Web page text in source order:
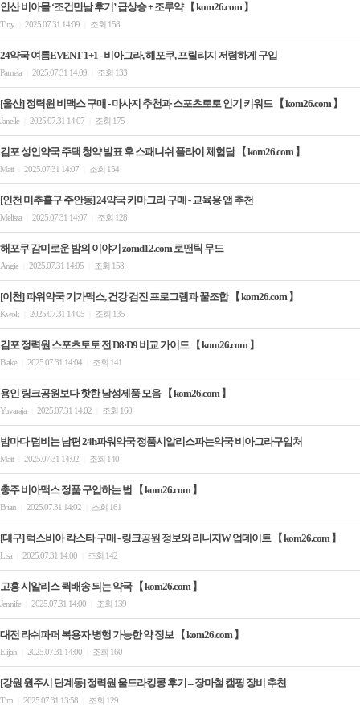
안산 비아몰 ‘조건만남 후기’ 급상승 + 조루약 【 kom26.com 】
Tiny 2025.07.31 14:09 조회 158
24약국 여름EVENT 1+1 - 비아그라, 해포쿠, 프릴리지 저렴하게 구입
Pamela 2025.07.31 14:09 조회 133
[울산] 정력원 비맥스 구매 - 마사지 추천과 스포츠토토 인기 키워드 【 kom26.com 】
Janelle 2025.07.31 14:07 조회 175
김포 성인약국 주택 청약 발표 후 스패니쉬 플라이 체험담 【 kom26.com 】
Matt 2025.07.31 14:07 조회 154
[인천 미추홀구 주안동] 24약국 카마그라 구매 - 교육용 앱 추천
Melissa 2025.07.31 14:07 조회 128
해포쿠 감미로운 밤의 이야기 zomd12.com 로맨틱 무드
Angie 2025.07.31 14:05 조회 158
[이천] 파워약국 기가맥스, 건강 검진 프로그램과 꿀조합 【 kom26.com 】
Kwok 2025.07.31 14:05 조회 135
김포 정력원 스포츠토토 전 D8·D9 비교 가이드 【 kom26.com 】
Blake 2025.07.31 14:04 조회 141
용인 링크공원보다 핫한 남성제품 모음 【 kom26.com 】
Yuvaraja 2025.07.31 14:02 조회 160
밤마다 덤비는 남편 24h파워약국 정품시알리스파는약국 비아그라구입처
Matt 2025.07.31 14:02 조회 140
충주 비아맥스 정품 구입하는 법 【 kom26.com 】
Brian 2025.07.31 14:02 조회 161
[대구] 럭스비아 칵스타 구매 - 링크공원 정보와 리니지W 업데이트 【 kom26.com 】
Lisa 2025.07.31 14:00 조회 142
고흥 시알리스 퀵배송 되는 약국 【 kom26.com 】
Jennife 2025.07.31 14:00 조회 139
대전 라쉬파퍼 복용자 병행 가능한 약 정보 【 kom26.com 】
Elijah 2025.07.31 14:00 조회 160
[강원 원주시 단계동] 정력원 울드라킹콩 후기 – 장마철 캠핑 장비 추천
Tim 2025.07.31 13:58 조회 129